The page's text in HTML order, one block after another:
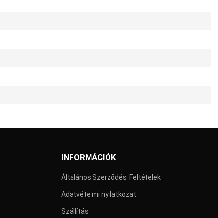
INFORMÁCIÓK
Általános Szerződési Feltételek
Adatvételmi nyilatkozat
Szállítás